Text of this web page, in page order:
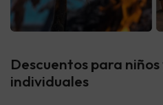
Descuentos para
individuales